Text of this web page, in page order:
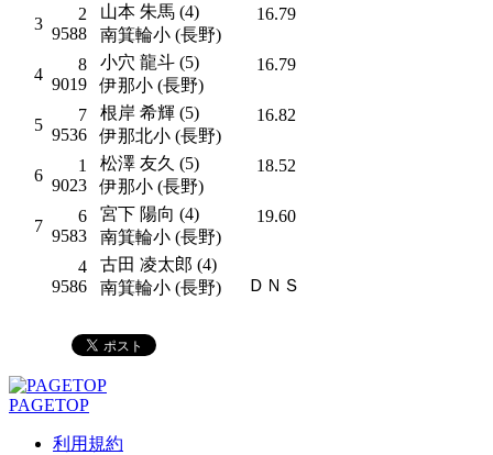
3
2
9588
山本 朱馬 (4)
南箕輪小 (長野)
16.79
4
8
9019
小穴 龍斗 (5)
伊那小 (長野)
16.79
5
7
9536
根岸 希輝 (5)
伊那北小 (長野)
16.82
6
1
9023
松澤 友久 (5)
伊那小 (長野)
18.52
7
6
9583
宮下 陽向 (4)
南箕輪小 (長野)
19.60
4
9586
古田 凌太郎 (4)
南箕輪小 (長野)
ＤＮＳ
PAGETOP
利用規約